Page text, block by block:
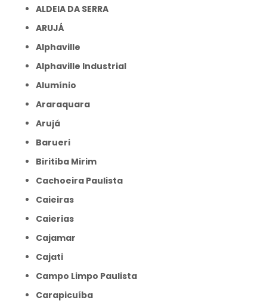
ALDEIA DA SERRA
ARUJÁ
Alphaville
Alphaville Industrial
Alumínio
Araraquara
Arujá
Barueri
Biritiba Mirim
Cachoeira Paulista
Caieiras
Caierias
Cajamar
Cajati
Campo Limpo Paulista
Carapicuíba